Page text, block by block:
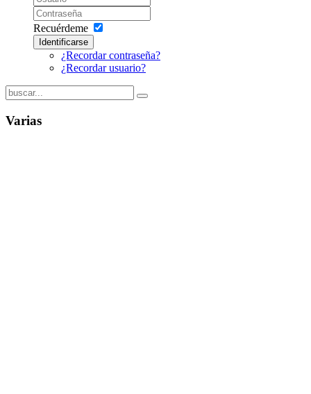
Recuérdeme
Identificarse
¿Recordar contraseña?
¿Recordar usuario?
Varias